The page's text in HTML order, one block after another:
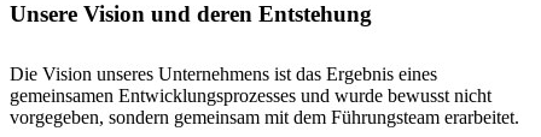
Unsere Vision und deren Entstehung
Die Vision unseres Unternehmens ist das Ergebnis eines
gemeinsamen Entwicklungs­prozesses und wurde bewusst nicht
vorgegeben, sondern gemeinsam mit dem Führungsteam erarbeitet.